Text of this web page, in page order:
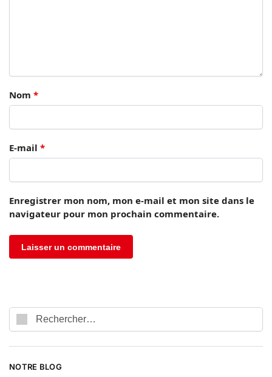
Nom *
E-mail *
Enregistrer mon nom, mon e-mail et mon site dans le
navigateur pour mon prochain commentaire.
NOTRE BLOG